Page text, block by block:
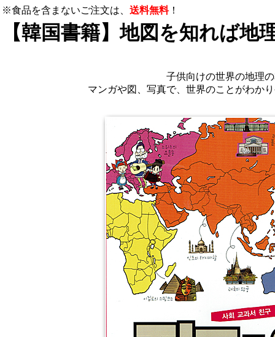
※食品を含まないご注文は、 送料無料！
【韓国書籍】地図を知れば
子供向けの世界の地理
マンガや図、写真で、世界のことがわか